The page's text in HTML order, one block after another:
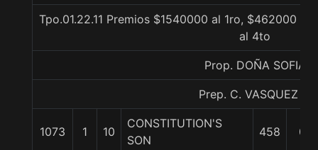
Tpo.01.22.11 Premios $1540000 al 1ro, $462000
al 4to
Prop. DOÑA SOFIA
Prep. C. VASQUEZ P.
1073 1 10
CONSTITUTION'S
SON
458 0/0